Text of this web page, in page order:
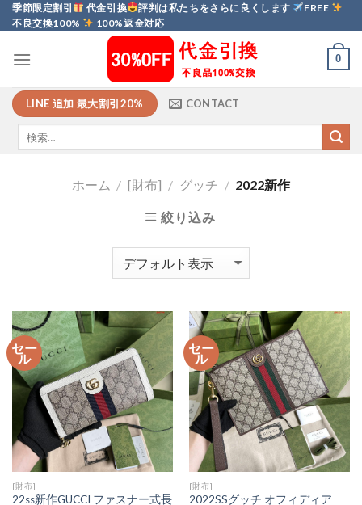
Skip
to
季節限定割引 代金引換 評判は私たちをさらに良くします
FREE
不良交換100%
100%返金対応
0
LINE 追加 最大割引20% CONTACT
ホーム / [財布] / グッチ / 2022新作
絞り込み
セー
ル
[財布]
22ss新作GUCCI ファスナー式長
セー
ル
[財布]
2022SSグッチ オフィディア